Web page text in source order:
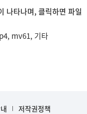
나타나며, 클릭하면 파일
mv61, 기타
저작권정책